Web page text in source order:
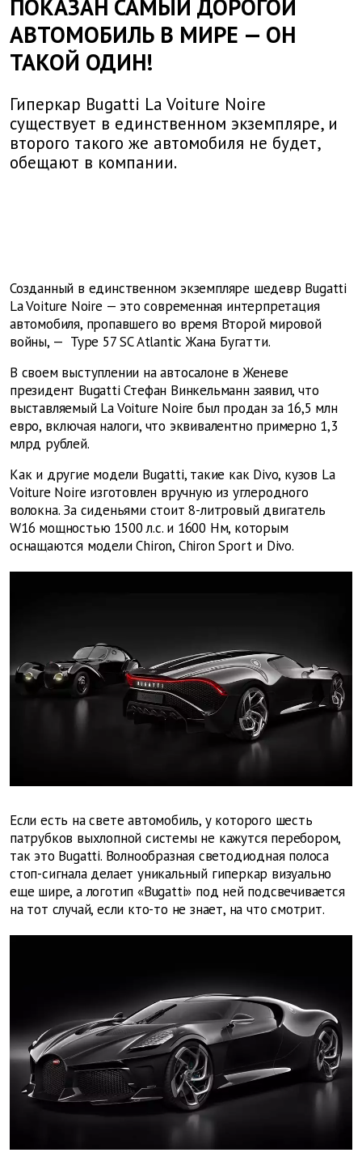
ПОКАЗАН САМЫЙ ДОРОГОЙ
АВТОМОБИЛЬ В МИРЕ — ОН
ТАКОЙ ОДИН!
Гиперкар Bugatti La Voiture Noire
существует в единственном экземпляре, и
второго такого же автомобиля не будет,
обещают в компании.
Созданный в единственном экземпляре шедевр Bugatti
La Voiture Noire — это современная интерпретация
автомобиля, пропавшего во время Второй мировой
войны, — Type 57 SC Atlantic Жана Бугатти.
В своем выступлении на автосалоне в Женеве
президент Bugatti Стефан Винкельманн заявил, что
выставляемый La Voiture Noire был продан за 16,5 млн
евро, включая налоги, что эквивалентно примерно 1,3
млрд рублей.
Как и другие модели Bugatti, такие как Divo, кузов La
Voiture Noire изготовлен вручную из углеродного
волокна. За сиденьями стоит 8-литровый двигатель
W16 мощностью 1500 л.с. и 1600 Нм, которым
оснащаются модели Chiron, Chiron Sport и Divo.
Если есть на свете автомобиль, у которого шесть
патрубков выхлопной системы не кажутся перебором,
так это Bugatti. Волнообразная светодиодная полоса
стоп-сигнала делает уникальный гиперкар визуально
еще шире, а логотип «Bugatti» под ней подсвечивается
на тот случай, если кто-то не знает, на что смотрит.